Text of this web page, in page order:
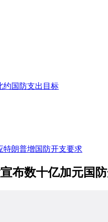
约国防支出目标
特朗普增国防开支要求
布数十亿加元国